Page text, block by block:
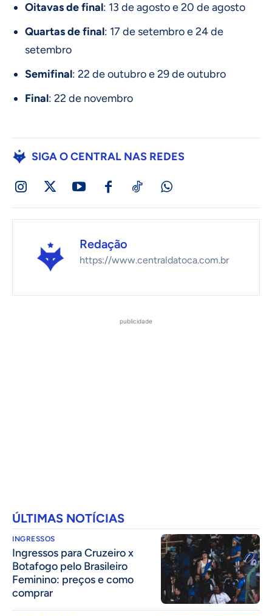
Oitavas de final: 13 de agosto e 20 de agosto
Quartas de final: 17 de setembro e 24 de
setembro
Semifinal: 22 de outubro e 29 de outubro
Final: 22 de novembro
SIGA O CENTRAL NAS REDES
Redação
https://www.centraldatoca.com.br
publicidade
ÚLTIMAS NOTÍCIAS
INGRESSOS
Ingressos para Cruzeiro x
Botafogo pelo Brasileiro
Feminino: preços e como
comprar